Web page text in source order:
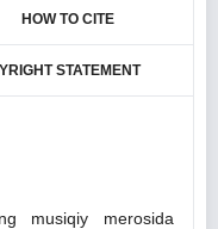
HOW TO CITE
STATEMENT
musiqiy merosida